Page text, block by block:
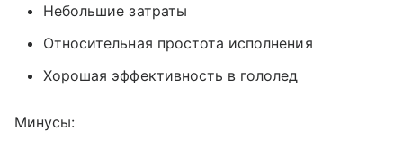
Небольшие затраты
Относительная простота исполнения
Хорошая эффективность в гололед
Минусы: